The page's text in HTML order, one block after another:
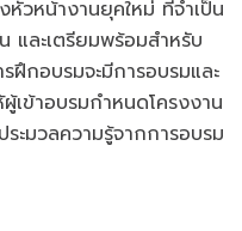
วหน้างานยุคใหม่ ที่จำเป็น
และเตรียมพร้อมสำหรับ
ฝึกอบรมจะมีการอบรมและ
เข้าอบรมกำหนดโครงงาน
มวลความรู้จากการอบรม